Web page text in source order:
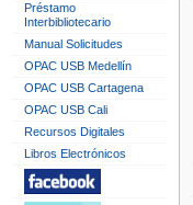
Préstamo
Interbibliotecario
Manual Solicitudes
OPAC USB Medellín
OPAC USB Cartagena
OPAC USB Cali
Recursos Digitales
Libros Electrónicos